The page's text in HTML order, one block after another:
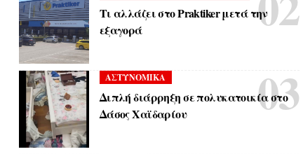
Τι αλλάζει στο Praktiker μετά την
εξαγορά
ΑΣΤΥΝΟΜΙΚΑ
Διπλή διάρρηξη σε πολυκατοικία στο
Δάσος Χαϊδαρίου